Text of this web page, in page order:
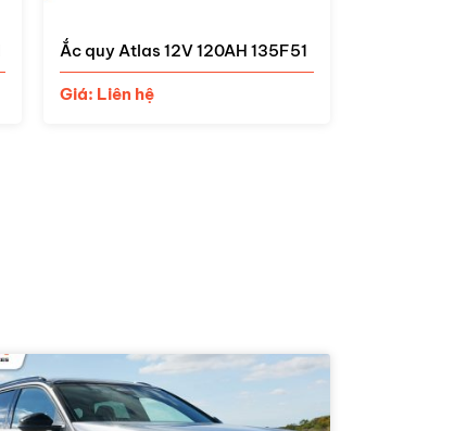
Ắc quy Atlas DIN 60038 12V
100AH